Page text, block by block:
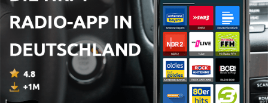
05 Jul. 2026
54 - AM44: Hagiographie – Das Leben und Wirken von
12 Mai 2026
53 - AM43: Basileios II. – Teil 1: Bürgerkriege
07 Aug. 2025